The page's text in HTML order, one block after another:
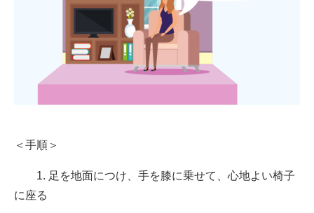
＜手順＞
1. 足を地面につけ、手を膝に乗せて、心地よい椅子
に座る